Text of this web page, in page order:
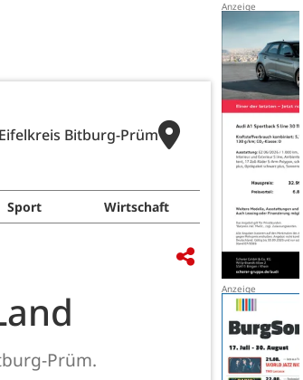
Eifelkreis Bitburg-Prüm
Sport Wirtschaft
Prüm.